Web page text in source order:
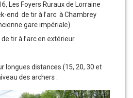
Les Foyers Ruraux de Lorraine
end de tir à l’arc à Chambrey
gare impériale).
tir à l’arc en extérieur
longues distances (15, 20, 30 et
des archers :